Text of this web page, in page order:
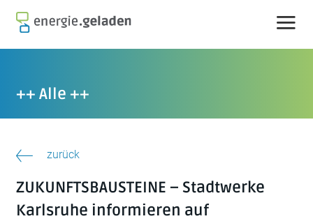
content++ Alle ++
zurück
ZUKUNFTSBAUSTEINE – Stadtwerke
Karlsruhe informieren auf